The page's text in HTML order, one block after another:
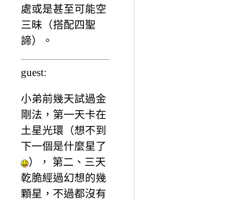
處或是甚至可能空
三昧（搭配四聖
諦）。
guest:
小弟前幾天試過金
剛法，第一天卡在
土星光環（想不到
下一個是什麼星了
）， 第二、三天
乾脆經過幻想的幾
顆星，不過都沒有